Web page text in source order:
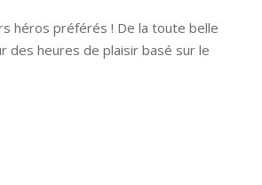
héros préférés ! De la toute belle
des heures de plaisir basé sur le